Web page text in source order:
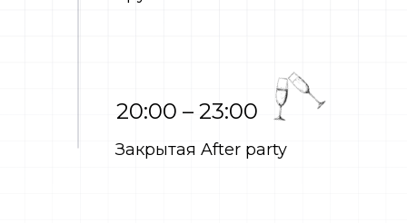
20:00 – 23:00
Закрытая After party